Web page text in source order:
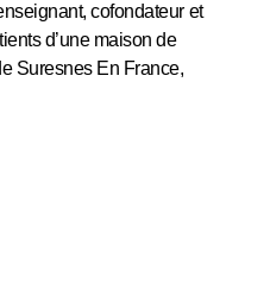
cofondateur et
d’une maison de
Suresnes En France,